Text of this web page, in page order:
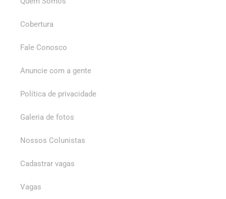
Cobertura
Fale Conosco
Anuncie com a gente
Política de privacidade
Galeria de fotos
Nossos Colunistas
Cadastrar vagas
Vagas